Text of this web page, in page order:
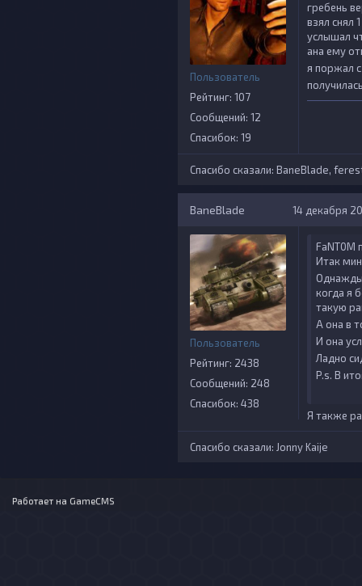
Пользователь
Рейтинг: 107
Сообщений: 12
Спасибок: 19
гребень
взял снял
услышал
ана ему
я поржал
Спасибо сказали: BaneBlade,
BaneBlade 14 декабря
Пользователь
Рейтинг: 2438
Сообщений: 248
Спасибок: 438
FaNT0M
Итак
когда я
такую
А она в
И она
Ладно
P.s. В
Я также
Спасибо сказали: Jonny Kaije
Работает на GameCMS